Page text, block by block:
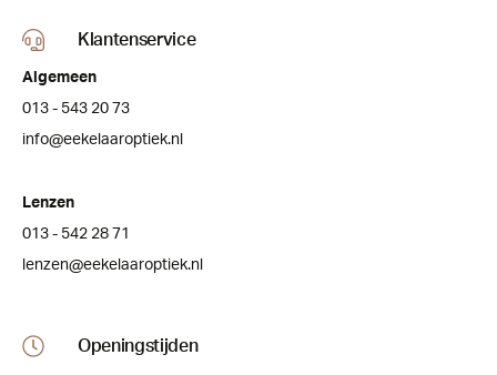
Klantenservice
Algemeen
013 - 543 20 73
info@eekelaaroptiek.nl
Lenzen
013 - 542 28 71
lenzen@eekelaaroptiek.nl
Openingstijden